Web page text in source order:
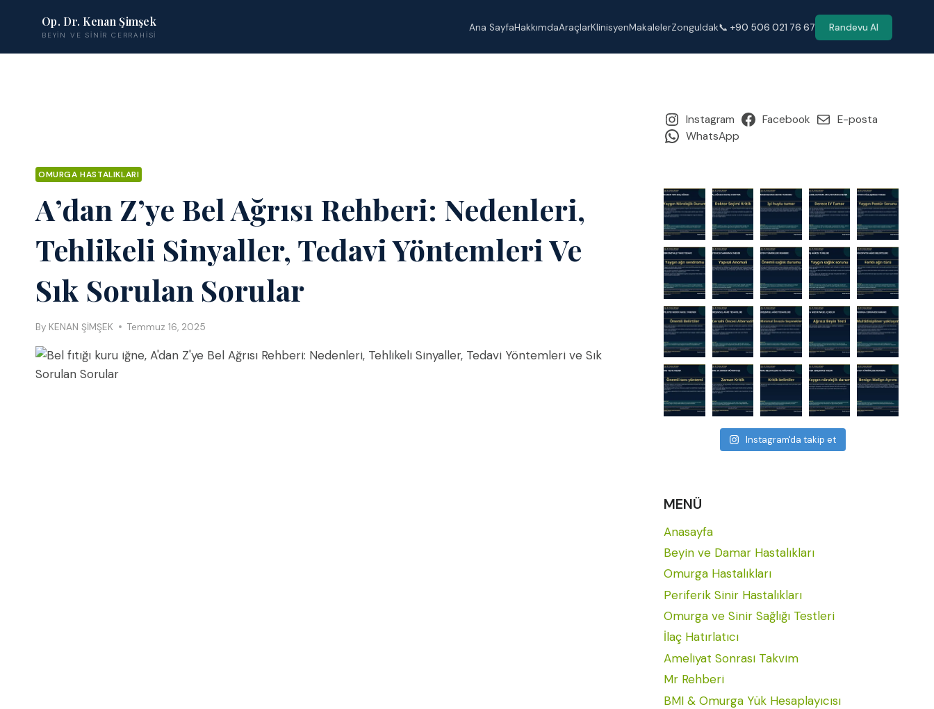
Op. Dr. Kenan Şimşek
BEYIN VE SINIR CERRAHISI
Ana SayfaHakkımdaAraçlarKlinisyenMakalelerZonguldak📞 +90 506 021 76 67 Randevu Al
OMURGA HASTALIKLARI
A’dan Z’ye Bel Ağrısı Rehberi: Nedenleri,
Tehlikeli Sinyaller, Tedavi Yöntemleri Ve
Sık Sorulan Sorular
By KENAN ŞİMŞEK Temmuz 16, 2025
Instagram Facebook
E-posta
WhatsApp
Instagram'da takip et
MENÜ
Anasayfa
Beyin ve Damar Hastalıkları
Omurga Hastalıkları
Periferik Sinir Hastalıkları
Omurga ve Sinir Sağlığı Testleri
İlaç Hatırlatıcı
Ameliyat Sonrasi Takvim
Mr Rehberi
BMI & Omurga Yük Hesaplayıcısı